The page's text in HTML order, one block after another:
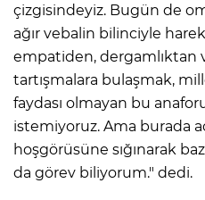
çizgisindeyiz. Bugün de
ağır vebalin bilinciyle
empatiden, dergamlıktan
tartışmalara bulaşmak,
faydası olmayan bu
istemiyoruz. Ama burada
hoşgörüsüne sığınarak
da görev biliyorum." dedi.